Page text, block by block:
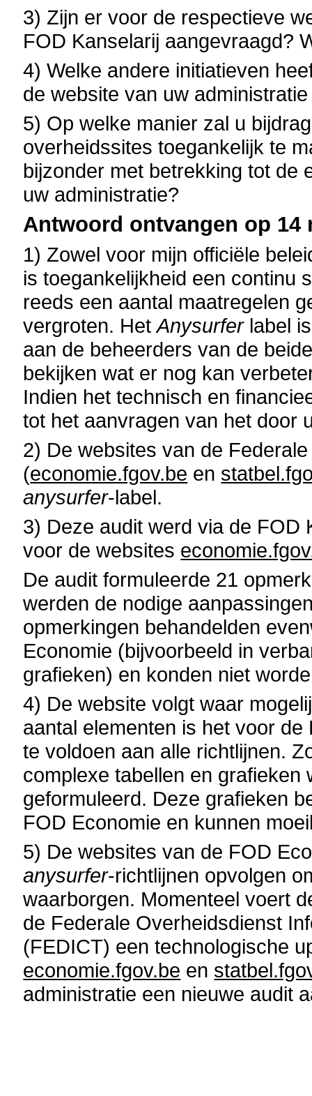
3) Zijn er voor de respectieve
FOD Kanselarij aangevraagd?
4) Welke andere initiatieven
de website van uw
5) Op welke manier zal u
overheidssites toegankelijk te
bijzonder met betrekking tot de
uw administratie?
Antwoord ontvangen op 14
1) Zowel voor mijn officiële
is toegankelijkheid een continu
reeds een aantal maatregelen
vergroten. HetAnysurferlabel
aan de beheerders van de
bekijken wat er nog kan
Indien het technisch en
tot het aanvragen van het door
2) De websites van de
(economie.fgov.be en
anysurfer-label.
3) Deze audit werd via de FOD
voor de websites
De audit formuleerde 21
werden de nodige
opmerkingen behandelden
Economie (bijvoorbeeld in
grafieken) en konden niet
4) De website volgt waar
aantal elementen is het voor
te voldoen aan alle richtlijnen.
complexe tabellen en
geformuleerd. Deze grafieken
FOD Economie en kunnen
5) De websites van de FOD
anysurfer-richtlijnen opvolgen
waarborgen. Momenteel voert
de Federale Overheidsdienst
(FEDICT) een technologische
economie.fgov.be en
administratie een nieuwe audit